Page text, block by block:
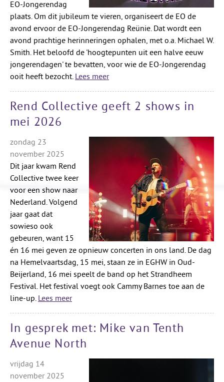
EO-Jongerendag
plaats. Om dit jubileum te vieren, organiseert de EO de
avond ervoor de EO-Jongerendag Reünie. Dat wordt een
avond prachtige herinneringen ophalen, met o.a. Michael W.
Smith. Het beloofd de 'hoogtepunten uit een halve eeuw
jongerendagen' te bevatten, voor wie de EO-Jongerendag
ooit heeft bezocht. Lees meer
Rend Collective geeft 2 shows in
mei 2026
zondag 23
november 2025
Dit jaar kwam Rend
Collective twee keer
voor een show naar
Nederland. Volgend
jaar gaat dat
sowieso ook
gebeuren, want 15
én 16 mei geven ze opnieuw concerten in ons land. De dag
na Hemelvaartsdag, 15 mei, staan ze in EGHW in Oud-
Beijerland, 16 mei speelt de band op het Strandheem
Festival. Het festival voegt ook Cammy Barnes toe aan de
line-up. Lees meer
In gesprek met: Mike van Tenth
Avenue North
vrijdag 14
november 2025